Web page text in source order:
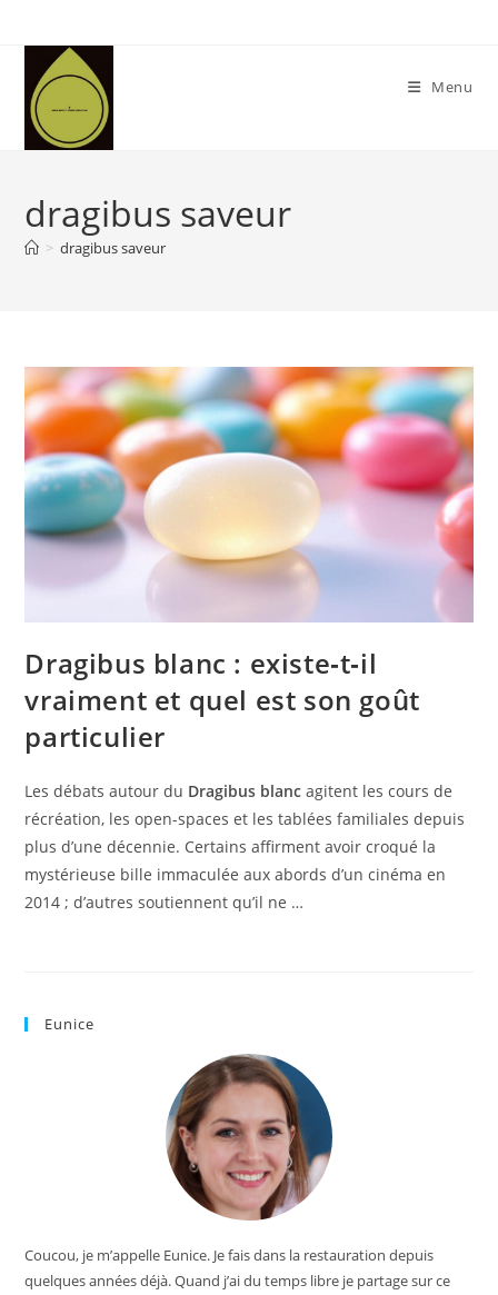
content
Menu
dragibus saveur
> dragibus saveur
Dragibus blanc : existe‑t‑il
vraiment et quel est son goût
particulier
Les débats autour du Dragibus blanc agitent les cours de
récréation, les open-spaces et les tablées familiales depuis
plus d’une décennie. Certains affirment avoir croqué la
mystérieuse bille immaculée aux abords d’un cinéma en
2014 ; d’autres soutiennent qu’il ne …
Eunice
Coucou, je m’appelle Eunice. Je fais dans la restauration depuis
quelques années déjà. Quand j’ai du temps libre je partage sur ce